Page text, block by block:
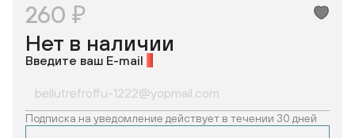
260 ₽
Нет в наличии
Введите ваш E-mail
Подписка на уведомление действует в течении 30 дней